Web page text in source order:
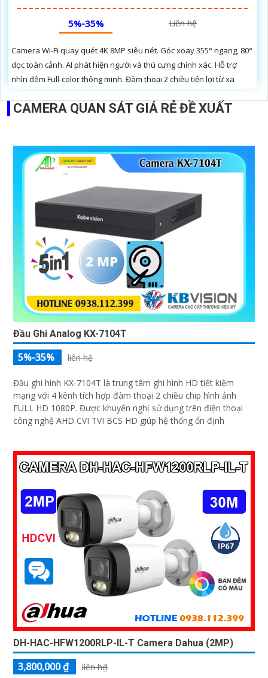
5%-35% Liên hệ
Camera Wi-Fi quay quét 4K 8MP siêu nét. Góc xoay 355° ngang, 80°
dọc toàn cảnh. AI phát hiện người và thú cưng chính xác. Hỗ trợ
nhìn đêm Full-color thông minh. Đàm thoại 2 chiều tiện lợi từ xa
CAMERA QUAN SÁT GIÁ RẺ ĐỀ XUẤT
Đầu Ghi Analog KX-7104T
5%-35% liên hệ
Đầu ghi hình KX-7104T là trung tâm ghi hình HD tiết kiệm
mạng với 4 kênh tích hợp đàm thoại 2 chiều chip hình ảnh
FULL HD 1080P. Được khuyến nghị sử dụng trên điện thoại
công nghệ AHD CVI TVI BCS HD giúp hệ thống ổn định
DH-HAC-HFW1200RLP-IL-T Camera Dahua (2MP)
3,800,000 ₫ liên h₫